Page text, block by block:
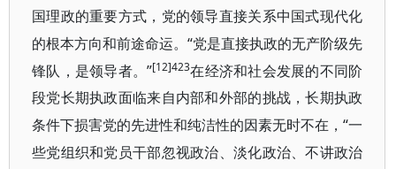
国理政的重要方式，党的领导直接关系中国式现代化
的根本方向和前途命运。“党是直接执政的无产阶级先
锋队，是领导者。”[12]423在经济和社会发展的不同阶
段党长期执政面临来自内部和外部的挑战，长期执政
条件下损害党的先进性和纯洁性的因素无时不在，“一
些党组织和党员干部忽视政治、淡化政治、不讲政治